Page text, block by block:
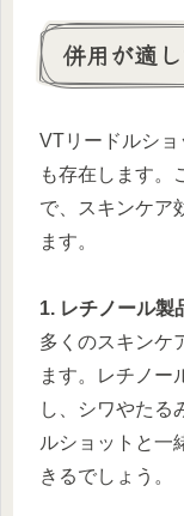
併用が適
VTリードルシ
も存在します。
で、スキンケア
ます。
1. レチノール製
多くのスキンケ
ます。レチノー
し、シワやたる
ルショットと一
きるでしょう。